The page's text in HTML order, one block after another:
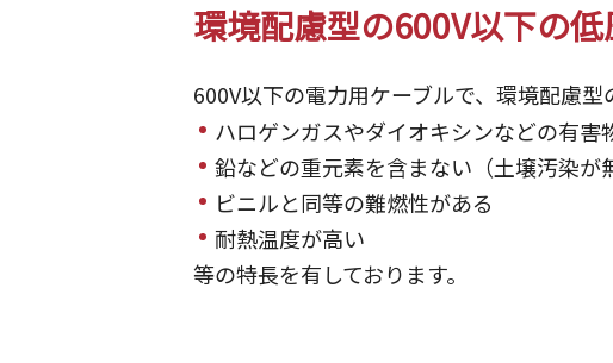
環境配慮型の600V以下の
600V以下の電力用ケーブルで、環境配慮
ハロゲンガスやダイオキシンなどの有害
鉛などの重元素を含まない（土壌汚染が
ビニルと同等の難燃性がある
耐熱温度が高い
等の特長を有しております。